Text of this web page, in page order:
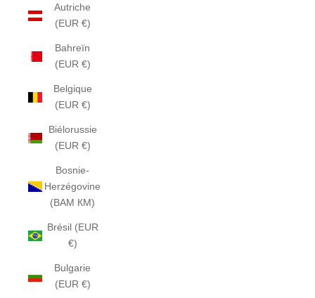
Autriche
(EUR €)
Bahreïn
(EUR €)
Belgique
(EUR €)
Biélorussie
(EUR €)
Bosnie-
Herzégovine
(BAM КМ)
Brésil (EUR
€)
Bulgarie
(EUR €)